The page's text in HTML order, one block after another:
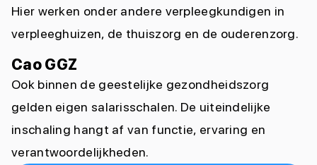
Hier werken onder andere verpleegkundigen in
verpleeghuizen, de thuiszorg en de ouderenzorg.
Cao GGZ
Ook binnen de geestelijke gezondheidszorg
gelden eigen salarisschalen. De uiteindelijke
inschaling hangt af van functie, ervaring en
verantwoordelijkheden.